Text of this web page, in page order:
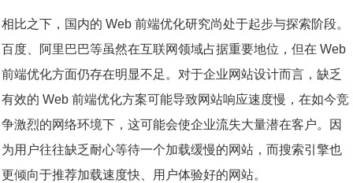
相比之下，国内的 Web 前端优化研究尚处于起步与探索阶段。
百度、阿里巴巴等虽然在互联网领域占据重要地位，但在 Web
前端优化方面仍存在明显不足。对于企业网站设计而言，缺乏
有效的 Web 前端优化方案可能导致网站响应速度慢，在如今竞
争激烈的网络环境下，这可能会使企业流失大量潜在客户。因
为用户往往缺乏耐心等待一个加载缓慢的网站，而搜索引擎也
更倾向于推荐加载速度快、用户体验好的网站。